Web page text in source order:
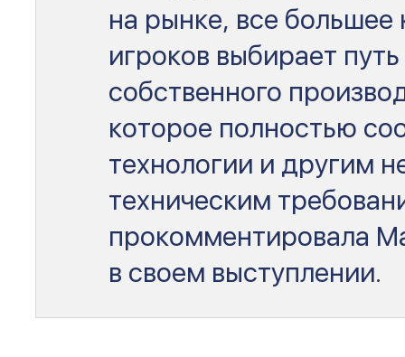
на рынке, все большее
игроков выбирает
собственного
которое полностью
технологии и другим
техническим
прокомментировала
в своем выступлении.